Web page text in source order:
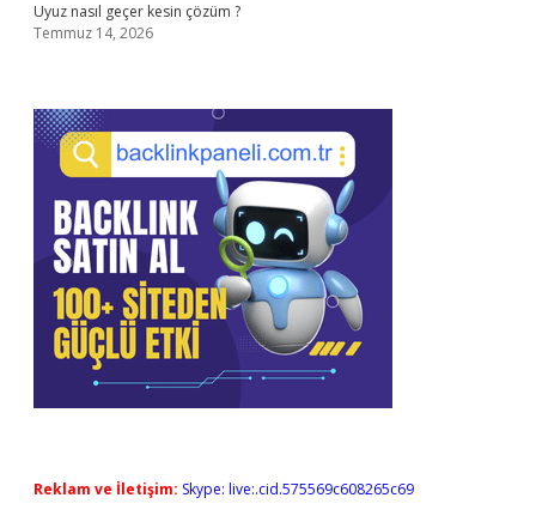
Uyuz nasıl geçer kesin çözüm ?
Temmuz 14, 2026
Reklam ve İletişim: Skype: live:.cid.575569c608265c69